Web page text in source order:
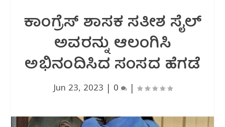
ಕಾಂಗ್ರೆಸ್ ಶಾಸಕ ಸತೀಶ ಸೈಲ್
ಅವರನ್ನು ಆಲಂಗಿಸಿ
ಅಭಿನಂದಿಸಿದ ಸಂಸದ ಹೆಗಡೆ
Jun 23, 2023 0 |